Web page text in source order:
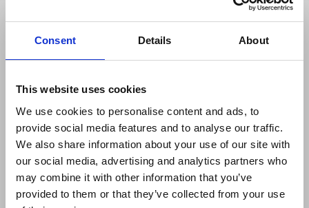
Consent Details About
This website uses cookies
We use cookies to personalise content and ads, to
provide social media features and to analyse our traffic.
We also share information about your use of our site with
our social media, advertising and analytics partners who
may combine it with other information that you’ve
provided to them or that they’ve collected from your use
Hyr din vakuumlösning
i din verksamhet?
Från
industridammsugare
till vakuumlastare,
att hyra för lång eller
kort tid. Säkert, enkelt